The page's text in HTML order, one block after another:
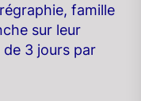
famille
sur leur
3 jours par